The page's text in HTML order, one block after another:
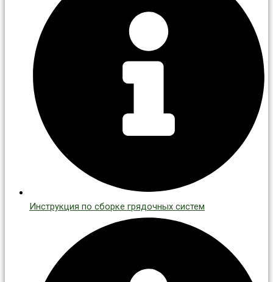
Инструкция по сборке грядочных систем